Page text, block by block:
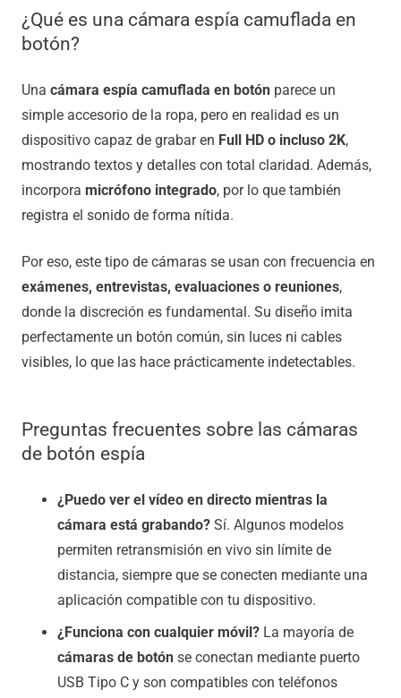
¿Qué es una cámara espía camuflada en
botón?
Una cámara espía camuflada en botón parece un
simple accesorio de la ropa, pero en realidad es un
dispositivo capaz de grabar en Full HD o incluso 2K,
mostrando textos y detalles con total claridad. Además,
incorpora micrófono integrado, por lo que también
registra el sonido de forma nítida.
Por eso, este tipo de cámaras se usan con frecuencia en
exámenes, entrevistas, evaluaciones o reuniones,
donde la discreción es fundamental. Su diseño imita
perfectamente un botón común, sin luces ni cables
visibles, lo que las hace prácticamente indetectables.
Preguntas frecuentes sobre las cámaras
de botón espía
¿Puedo ver el vídeo en directo mientras la
cámara está grabando? Sí. Algunos modelos
permiten retransmisión en vivo sin límite de
distancia, siempre que se conecten mediante una
aplicación compatible con tu dispositivo.
¿Funciona con cualquier móvil? La mayoría de
cámaras de botón se conectan mediante puerto
USB Tipo C y son compatibles con teléfonos